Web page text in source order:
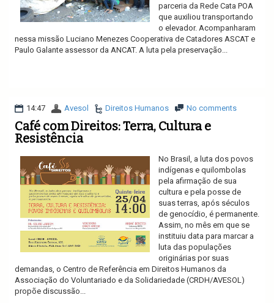
parceria da Rede Cata POA
que auxiliou transportando
o elevador. Acompanharam
nessa missão Luciano Menezes Cooperativa de Catadores ASCAT e
Paulo Galante assessor da ANCAT. A luta pela preservação...
14:47 Avesol Direitos Humanos No comments
Café com Direitos: Terra, Cultura e
Resistência
No Brasil, a luta dos povos
indígenas e quilombolas
pela afirmação de sua
cultura e pela posse de
suas terras, após séculos
de genocídio, é permanente.
Assim, no mês em que se
instituiu data para marcar a
luta das populações
originárias por suas
demandas, o Centro de Referência em Direitos Humanos da
Associação do Voluntariado e da Solidariedade (CRDH/AVESOL)
propõe discussão...